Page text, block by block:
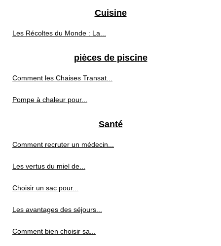
Cuisine
Les Récoltes du Monde : La...
pièces de piscine
Comment les Chaises Transat...
Pompe à chaleur pour...
Santé
Comment recruter un médecin...
Les vertus du miel de...
Choisir un sac pour...
Les avantages des séjours...
Comment bien choisir sa...